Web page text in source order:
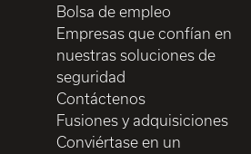
Bolsa de empleo
Empresas que confían en
nuestras soluciones de
seguridad
Contáctenos
Fusiones y adquisiciones
Conviértase en un